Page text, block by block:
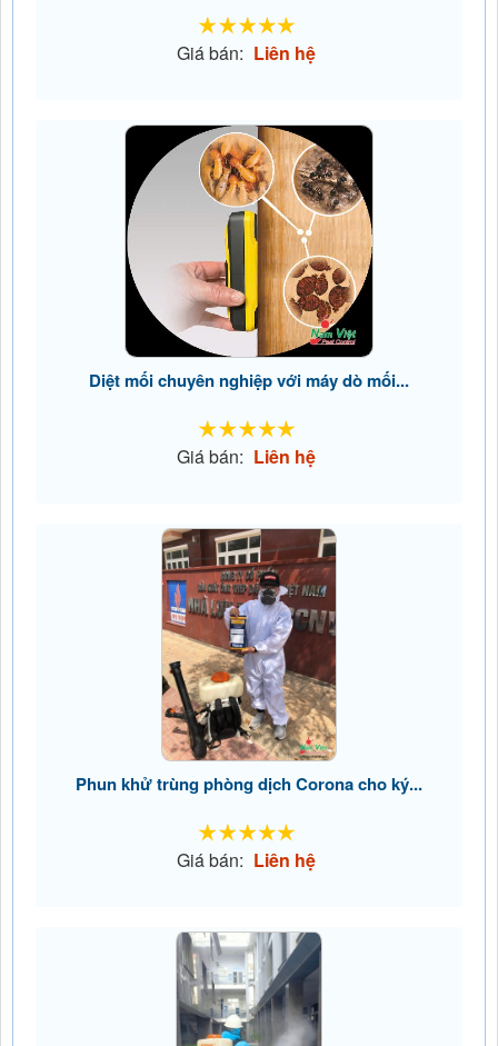
Giá bán: Liên hệ
Diệt mối chuyên nghiệp với máy dò mối...
Giá bán: Liên hệ
Phun khử trùng phòng dịch Corona cho ký...
Giá bán: Liên hệ